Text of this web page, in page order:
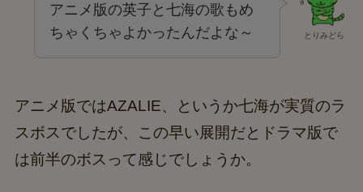
とりみどら
アニメ版の英子と七海の歌もめ
ちゃくちゃよかったんだよな～
アニメ版ではAZALIE、というか七海が実質のラ
スボスでしたが、この早い展開だとドラマ版で
は前半のボスって感じでしょうか。